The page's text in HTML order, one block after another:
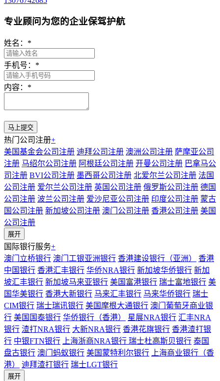
专业顾问为您的企业保驾护航
姓名： *
手机号： *
内容： *
热门公司注册+
美国基金会公司注册 迪拜公司注册 澳洲公司注册 萨摩亚公司
注册 马绍尔公司注册 阿根廷公司注册 开曼公司注册 巴拿马公
司注册 BVI公司注册 墨西哥公司注册 北爱尔兰公司注册 法国
公司注册 爱尔兰公司注册 英国公司注册 俄罗斯公司注册 德国
公司注册 波兰公司注册 爱沙尼亚公司注册 印度公司注册 蒙古
国公司注册 新加坡公司注册 澳门公司注册 香港公司注册 美国
公司注册
展开
国际银行服务+
澳门立桥银行 澳门工银亚洲银行 香港建设银行（亚洲）
香港
中国银行 香港汇丰银行 华侨NRA银行 新加坡华侨银行 新加
坡汇丰银行 新加坡马来亚银行 美国富港银行 瑞士富地银行 美
国华美银行 香港大新银行 马来汇丰银行 马来华侨银行 瑞士
CIM银行 瑞士瑞讯银行 美国摩根大通银行 澳门葡萄牙商业银
行 美国国泰银行 华侨银行（香港） 星展NRA银行 汇丰NRA
银行 渣打NRA银行 大新NRA银行 香港花旗银行 香港渣打银
行 中银FTN银行 上海浙商NRA银行 瑞士杜高斯贝银行 泰国
盘古银行 澳门蚂蚁银行 美国蒙特利尔银行
上海商业银行（香
港）
迪拜渣打银行 瑞士LGT银行
展开